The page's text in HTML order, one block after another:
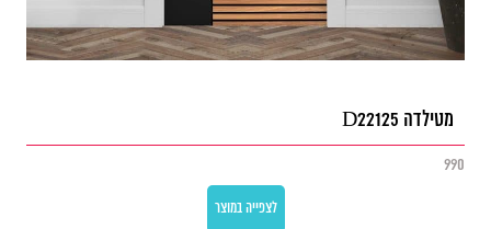
מטילדה D22125
990
לצפייה במוצר